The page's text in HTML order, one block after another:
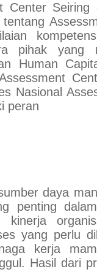
Center Seiring
pihak yang
Human
Nasional
peran
daya
penting
kinerja
yang perlu
kerja
Hasil dari